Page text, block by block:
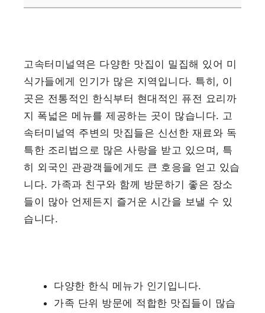
고속터미널역은 다양한 맛집이 밀집해 있어 미
식가들에게 인기가 많은 지역입니다. 특히, 이
곳은 전통적인 한식부터 현대적인 퓨전 요리까
지 폭넓은 메뉴를 제공하는 곳이 많습니다. 고
속터미널역 주변의 맛집들은 신선한 재료와 독
특한 조리법으로 많은 사랑을 받고 있으며, 특
히 외국인 관광객들에게도 큰 호응을 얻고 있습
니다. 가족과 친구와 함께 방문하기 좋은 장소
들이 많아 언제든지 즐거운 시간을 보낼 수 있
습니다.
다양한 한식 메뉴가 인기입니다.
가족 단위 방문에 적합한 맛집들이 많습